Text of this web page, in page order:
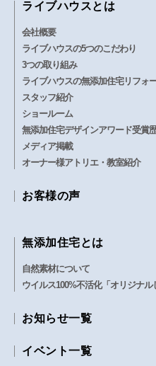
ライブハウスとは
会社概要
ライブハウスの5つのこだわり
3つの取り組み
ライブハウスの無添加住宅リフォ
スタッフ紹介
ショールーム
無添加住宅デザインアワード受賞
メディア掲載
オーナー様アトリエ・教室紹介
お客様の声
無添加住宅とは
自然素材について
ウイルス100%不活化「オリジナ
お知らせ一覧
イベント一覧